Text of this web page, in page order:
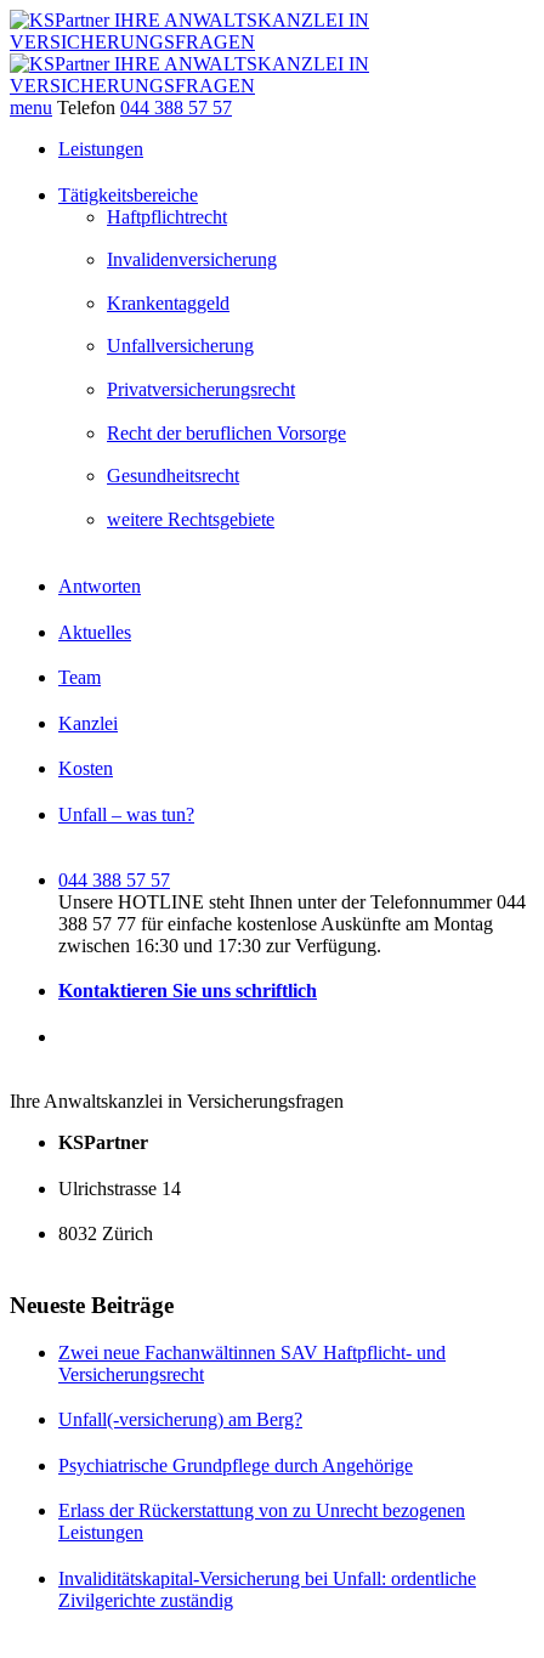
menu Telefon 044 388 57 57
Leistungen
Tätigkeitsbereiche
Haftpflichtrecht
Invalidenversicherung
Krankentaggeld
Unfallversicherung
Privatversicherungsrecht
Recht der beruflichen Vorsorge
Gesundheitsrecht
weitere Rechtsgebiete
Antworten
Aktuelles
Team
Kanzlei
Kosten
Unfall – was tun?
044 388 57 57
Unsere HOTLINE steht Ihnen unter der Telefonnummer 044
388 57 77 für einfache kostenlose Auskünfte am Montag
zwischen 16:30 und 17:30 zur Verfügung.
Kontaktieren Sie uns schriftlich
Ihre Anwaltskanzlei in Versicherungsfragen
KSPartner
Ulrichstrasse 14
8032 Zürich
Neueste Beiträge
Zwei neue Fachanwältinnen SAV Haftpflicht- und
Versicherungsrecht
Unfall(-versicherung) am Berg?
Psychiatrische Grundpflege durch Angehörige
Erlass der Rückerstattung von zu Unrecht bezogenen
Leistungen
Invaliditätskapital-Versicherung bei Unfall: ordentliche
Zivilgerichte zuständig